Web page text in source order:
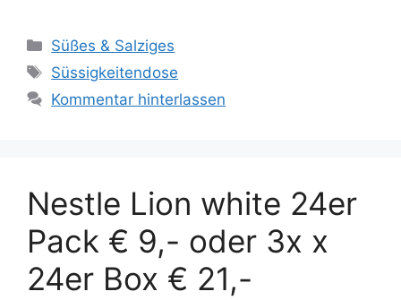
Süßes & Salziges
Süssigkeitendose
Kommentar hinterlassen
Nestle Lion white 24er
Pack € 9,- oder 3x x
24er Box € 21,-